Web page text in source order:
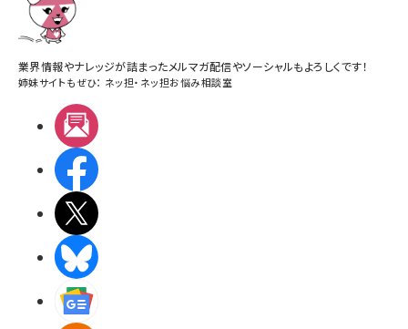
業界情報やナレッジが詰まったメルマガ配信やソーシャルもよろしくです！
姉妹サイトもぜひ： ネッ担・ ネッ担お悩み相談室